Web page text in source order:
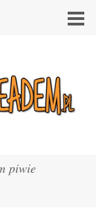
piwie